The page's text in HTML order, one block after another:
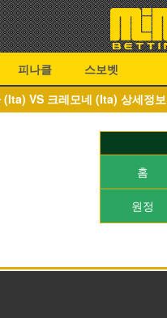
피나클
스보벳
(Ita) VS 크레모네 (Ita) 상세정보
홈
원정